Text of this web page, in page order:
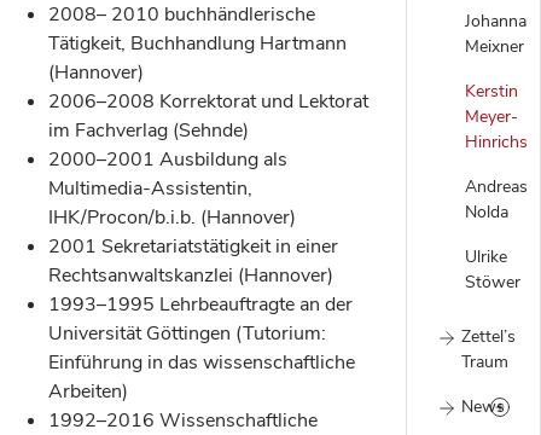
Johanna
Meixner
Kerstin
Meyer-
Hinrichs
Andreas
Nolda
Ulrike
Stöwer
Zettel’s
Traum
News
2008– 2010 buchhändlerische
Tätigkeit, Buchhandlung Hartmann
(Hannover)
2006–2008 Korrektorat und Lektorat
im Fachverlag (Sehnde)
2000–2001 Ausbildung als
Multimedia-Assistentin,
IHK/Procon/b.i.b. (Hannover)
2001 Sekretariatstätigkeit in einer
Rechtsanwaltskanzlei (Hannover)
1993–1995 Lehrbeauftragte an der
Universität Göttingen (Tutorium:
Einführung in das wissenschaftliche
Arbeiten)
1992–2016 Wissenschaftliche